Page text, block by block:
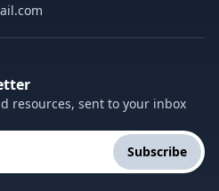
resources, sent to your inbox
Subscribe